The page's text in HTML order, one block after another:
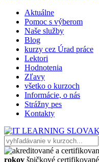
Aktuálne
Pomoc s výberom
Naše služby
Blog
kurzy cez Úrad práce
Lektori
Hodnotenia
Zľavy
všetko o kurzoch
Informácie, o nás
Strážny pes
Kontakty
rokov špičkové